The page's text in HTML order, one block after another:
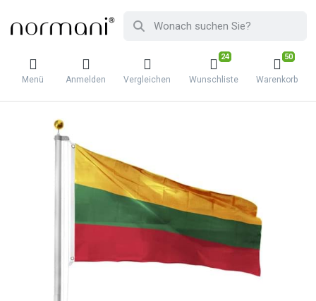
Menü Anmelden Vergleichen
24
Wunschliste
50
Warenkorb